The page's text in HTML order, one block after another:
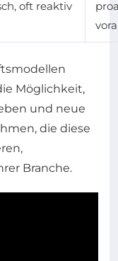
oft reaktiv
Möglichkeit,
und neue
die diese
Branche.